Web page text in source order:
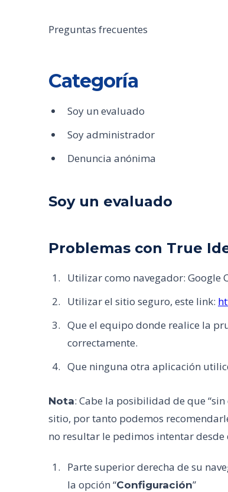
Preguntas frecuentes
Categoría
Soy un evaluado
Soy administrador
Denuncia anónima
Soy un evaluado
Problemas con True
Utilizar como navegador: Google
Utilizar el sitio seguro, este link:
Que el equipo donde realice la
correctamente.
Que ninguna otra aplicación
Nota: Cabe la posibilidad de que
sitio, por tanto podemos
no resultar le pedimos intentar
Parte superior derecha de su
la opción “Configuración”